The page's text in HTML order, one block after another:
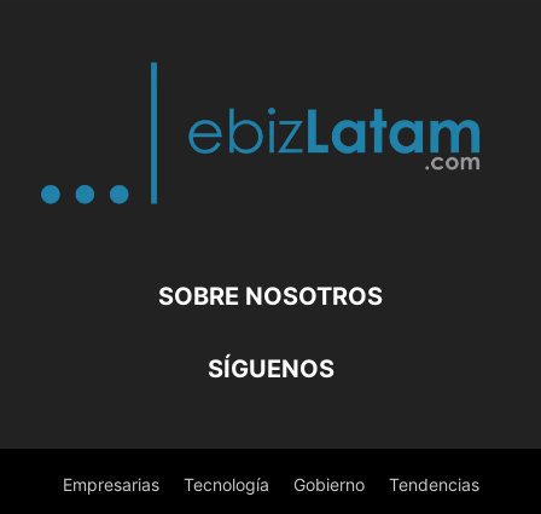
SOBRE NOSOTROS
SÍGUENOS
Empresarias Tecnología Gobierno Tendencias